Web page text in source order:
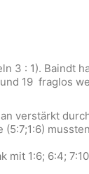
3 : 1). Baindt
und 19 fraglos
verstärkt
1:6; 6:4;